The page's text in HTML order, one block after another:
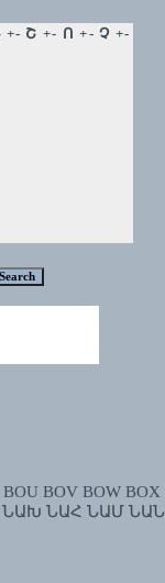
BOU BOV BOW BOX
ՆԱԽ ՆԱՀ ՆԱՄ ՆԱՆ